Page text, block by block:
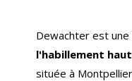
Dewachter est une
l'habillement
située à